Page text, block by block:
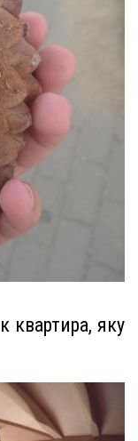
квартира, яку